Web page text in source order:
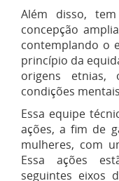
Além disso,
concepção
contemplando o
princípio da
origens etnias,
condições
Essa equipe
ações, a fim de
mulheres, com
Essa ações
seguintes eixos